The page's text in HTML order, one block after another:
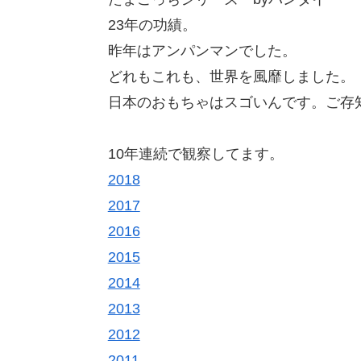
23年の功績。
昨年はアンパンマンでした。
どれもこれも、世界を風靡しました。
日本のおもちゃはスゴいんです。ご存
10年連続で観察してます。
2018
2017
2016
2015
2014
2013
2012